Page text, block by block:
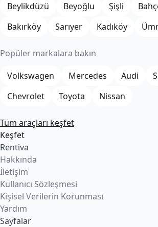
Beylikdüzü
Beyoğlu Şişli
Bakırköy
Sarıyer Kadıköy
Popüler markalara bakın
Volkswagen
Mercedes Audi
Chevrolet
Toyota Nissan
Tüm araçları keşfet
Keşfet
Rentiva
Hakkında
İletişim
Kullanıcı Sözleşmesi
Kişisel Verilerin Korunması
Yardım
Sayfalar